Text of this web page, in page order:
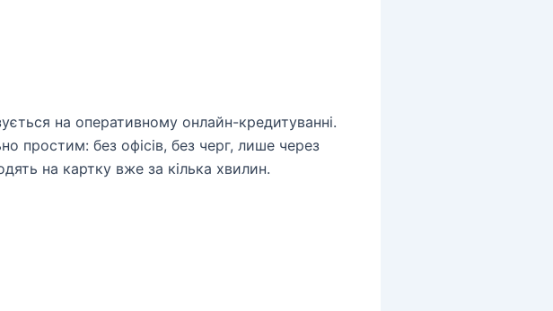
на оперативному онлайн-кредитуванні.
простим: без офісів, без черг, лише через
на картку вже за кілька хвилин.